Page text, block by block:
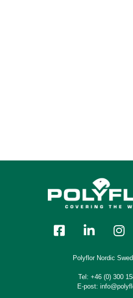
9969 Light Industrial
9970 Dark Industrial
9967 Warm
Polyflor Nordic
Tel: +46 (0) 300
E-post: